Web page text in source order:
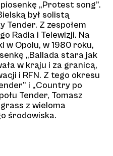
„Protest song”.
był solistą
Z zespołem
Radia i Telewizji. Na
w Opolu, w 1980 roku,
„Ballada stara jak
w kraju i za granicą,
i RFN. Z tego okresu
i „Country po
Tender, Tomasz
z wieloma
środowiska.